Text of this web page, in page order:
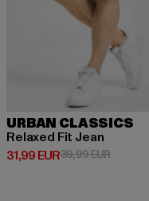
URBAN CLASSICS
Relaxed Fit Jean
31,99 EUR
Derzeitiger Preis: 31,99
39,99 EUR